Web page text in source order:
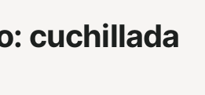
cuchillada